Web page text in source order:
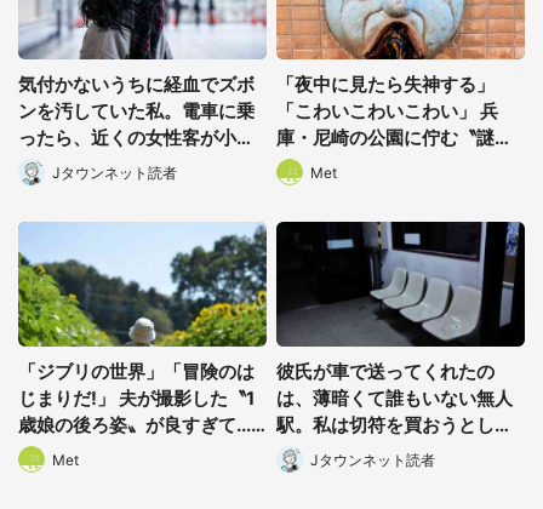
気付かないうちに経血でズボ
ンを汚していた私。電車に乗
ったら、近くの女性客が小さ
な声で(千葉県・10代女性)
Jタウンネット読者
「夜中に見たら失神する」
「こわいこわいこわい」 兵
庫・尼崎の公園に佇む〝謎す
ぎる顔〟に1.3万人戦慄
Met
「ジブリの世界」「冒険のは
じまりだ!」 夫が撮影した〝1
歳娘の後ろ姿〟が良すぎて...
4.8万人感激
Met
彼氏が車で送ってくれたの
は、薄暗くて誰もいない無人
駅。私は切符を買おうとした
けれど(山形県・20代女性)
Jタウンネット読者